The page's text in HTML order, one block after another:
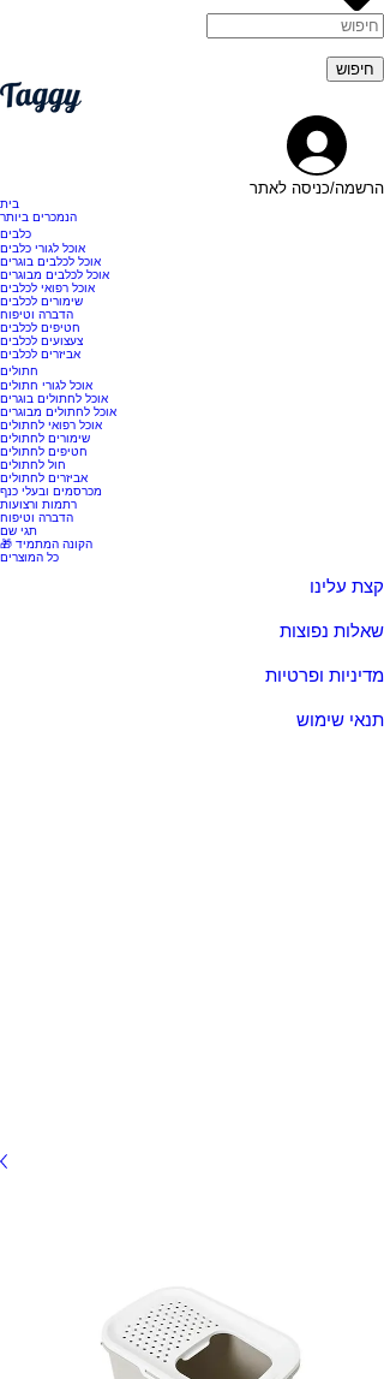
הרשמה/כניסה לאתר
בית
הנמכרים ביותר
כלבים
אוכל לגורי כלבים
אוכל לכלבים בוגרים
אוכל לכלבים מבוגרים
אוכל רפואי לכלבים
שימורים לכלבים
הדברה וטיפוח
חטיפים לכלבים
צעצועים לכלבים
אביזרים לכלבים
חתולים
אוכל לגורי חתולים
אוכל לחתולים בוגרים
אוכל לחתולים מבוגרים
אוכל רפואי לחתולים
שימורים לחתולים
חטיפים לחתולים
חול לחתולים
אביזרים לחתולים
מכרסמים ובעלי כנף
רתמות ורצועות
הדברה וטיפוח
תגי שם
🎁 הקונה המתמיד
כל המוצרים
קצת עלינו
שאלות נפוצות
מדיניות ופרטיות
תנאי שימוש